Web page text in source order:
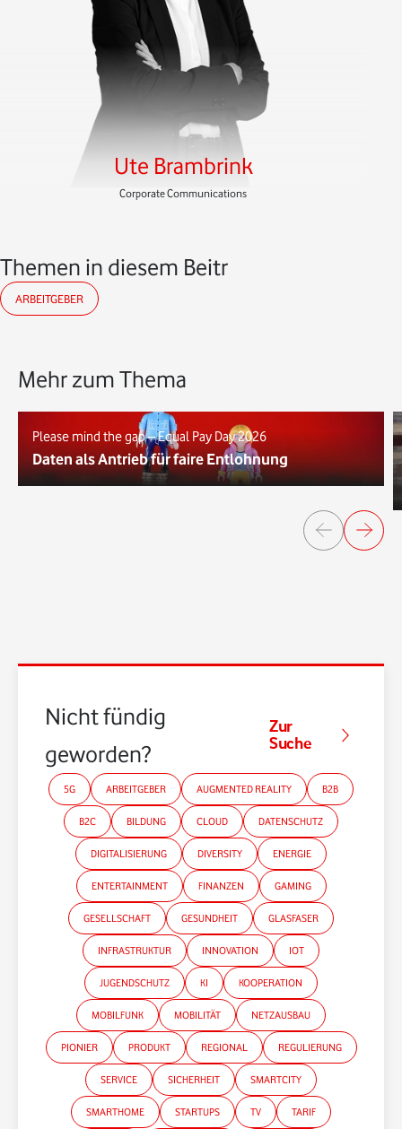
Ute Brambrink
Corporate Communications
Themen in diesem Beitrag
ARBEITGEBER
Mehr zum Thema
Please mind the gap – Equal Pay Day 2026
Daten als Antrieb für faire Entlohnung
Nicht fündig
geworden?
Zur
Suche
5G ARBEITGEBER AUGMENTED REALITY B2B
B2C BILDUNG CLOUD DATENSCHUTZ
DIGITALISIERUNG DIVERSITY ENERGIE
ENTERTAINMENT FINANZEN GAMING
GESELLSCHAFT GESUNDHEIT GLASFASER
INFRASTRUKTUR INNOVATION IOT
JUGENDSCHUTZ KI KOOPERATION
MOBILFUNK MOBILITÄT NETZAUSBAU
PIONIER PRODUKT REGIONAL REGULIERUNG
SERVICE SICHERHEIT SMARTCITY
SMARTHOME STARTUPS TV TARIF